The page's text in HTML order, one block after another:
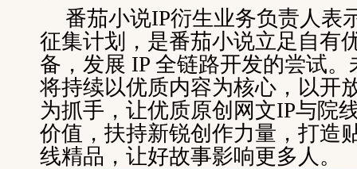
番茄小说IP衍生业务负责人表
征集计划，是番茄小说立足自有
备，发展 IP 全链路开发的尝试
将持续以优质内容为核心，以开
为抓手，让优质原创网文IP与院
价值，扶持新锐创作力量，打造
线精品，让好故事影响更多人。